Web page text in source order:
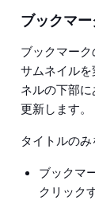
ブックマ
ブックマーク
サムネイル
ネルの下部
更新します。
タイトルの
ブックマ
クリック